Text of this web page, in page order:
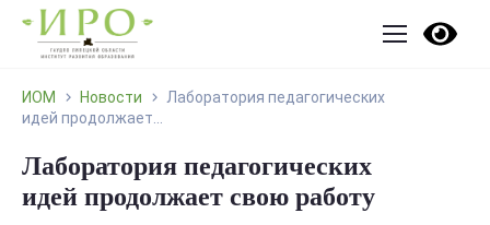
ИОМ Новости
Лаборатория педагогических
идей продолжает...
Лаборатория педагогических
идей продолжает свою работу